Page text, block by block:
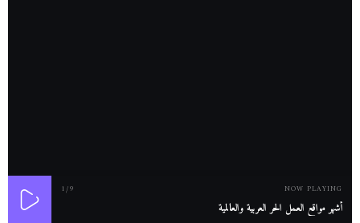
NOW PLAYING
1/9
أشهر مواقع العمل الحر العربية والعالمية